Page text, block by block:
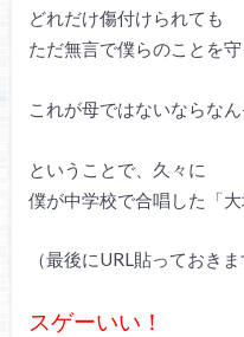
どれだけ傷付けられても
ただ無言で僕らのことを守
これが母ではないならなん
ということで、久々に
僕が中学校で合唱した「
（最後にURL貼っておきま
スゲーいい！